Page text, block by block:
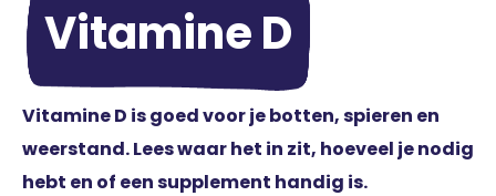
Vitamine D
Vitamine D is goed voor je botten, spieren en
weerstand. Lees waar het in zit, hoeveel je nodig
hebt en of een supplement handig is.